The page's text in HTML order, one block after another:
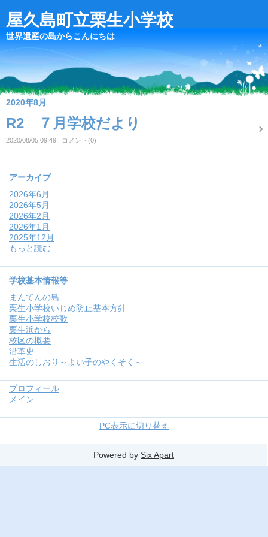
屋久島町立栗生小学校
世界遺産の島からこんにちは
2020年8月
R2 ７月学校だより
2020/08/05 09:49 コメント(0)
アーカイブ
2026年6月
2026年5月
2026年2月
2026年1月
2025年12月
もっと読む
学校基本情報等
まんてんの島
栗生小学校いじめ防止基本方針
栗生小学校校歌
栗生浜から
校区の概要
沿革史
生活のしおり～よい子のやくそく～
プロフィール
メイン
PC表示に切り替え
Powered by Six Apart